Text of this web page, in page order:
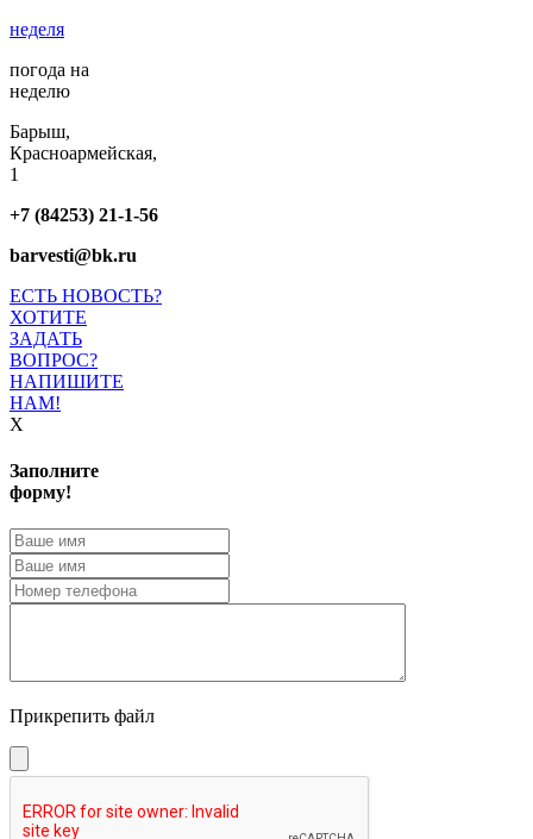
неделя
погода на
неделю
Барыш,
Красноармейская,
1
+7 (84253) 21-1-56
barvesti@bk.ru
ЕСТЬ НОВОСТЬ?
ХОТИТЕ
ЗАДАТЬ
ВОПРОС?
НАПИШИТЕ
НАМ!
X
Заполните
форму!
Прикрепить файл